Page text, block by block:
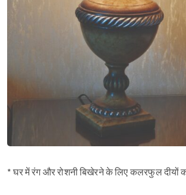
* घर में रंग और रोशनी बिखेरने के लिए कलरफुल दीयों